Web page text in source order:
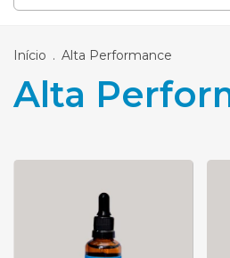
Início . Alta Performance
Alta